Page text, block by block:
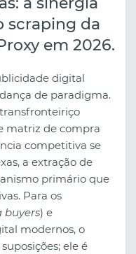
scraping da
em 2026.
digital
de paradigma.
matriz de compra
competitiva se
a extração de
primário que
Para os
buyers) e
modernos, o
ele é